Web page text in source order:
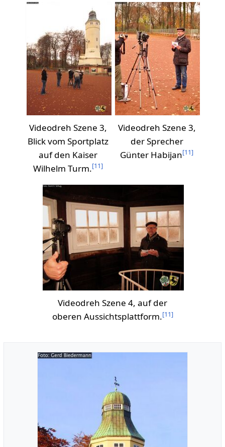
Videodreh Szene 3,
Blick vom Sportplatz
auf den Kaiser
Wilhelm Turm.[11]
Videodreh Szene 3,
der Sprecher
Günter Habijan[11]
Videodreh Szene 4, auf der
oberen Aussichtsplattform.[11]